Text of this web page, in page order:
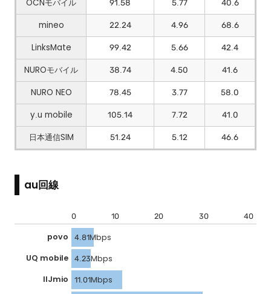
OCNモバイル 91.58 5.77
40.6
mineo
22.24 4.96
68.6
LinksMate
99.42 5.66
42.4
NUROモバイル
38.74 4.50
41.6
NURO NEO
78.45 3.77
58.0
y.u mobile
105.14 7.72
41.0
日本通信SIM
51.24 5.12 46.6
au回線
0 10 20 30
40
povo
4.81Mbps
UQ mobile 4.23Mbps
IIJmio
11.01Mbps